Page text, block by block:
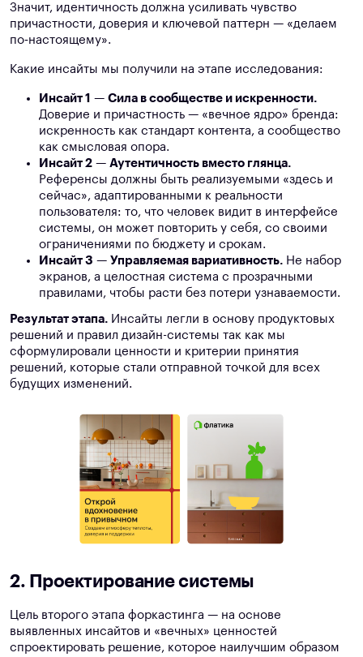
Значит, идентичность должна усиливать чувство
причастности, доверия и ключевой паттерн — «делаем
по‑настоящему».
Какие инсайты мы получили на этапе исследования:
Инсайт 1 — Сила в сообществе и искренности.
Доверие и причастность — «вечное ядро» бренда:
искренность как стандарт контента, а сообщество
как смысловая опора.
Инсайт 2 — Аутентичность вместо глянца.
Референсы должны быть реализуемыми «здесь и
сейчас», адаптированными к реальности
пользователя: то, что человек видит в интерфейсе
системы, он может повторить у себя, со своими
ограничениями по бюджету и срокам.
Инсайт 3 — Управляемая вариативность. Не набор
экранов, а целостная система с прозрачными
правилами, чтобы расти без потери узнаваемости.
Результат этапа. Инсайты легли в основу продуктовых
решений и правил дизайн-системы так как мы
сформулировали ценности и критерии принятия
решений, которые стали отправной точкой для всех
будущих изменений.
2. Проектирование системы
Цель второго этапа форкастинга — на основе
выявленных инсайтов и «вечных» ценностей
спроектировать решение, которое наилучшим образом